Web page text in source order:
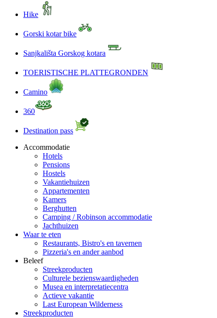
Hike
Gorski kotar bike
Sanjkališta Gorskog kotara
TOERISTISCHE PLATTEGRONDEN
Camino
360
Destination pass
Accommodatie
Hotels
Pensions
Hostels
Vakantiehuizen
Appartementen
Kamers
Berghutten
Camping / Robinson accommodatie
Jachthuizen
Waar te eten
Restaurants, Bistro's en tavernen
Pizzeria's en ander aanbod
Beleef
Streekproducten
Culturele bezienswaardigheden
Musea en interpretatiecentra
Actieve vakantie
Last European Wilderness
Streekproducten